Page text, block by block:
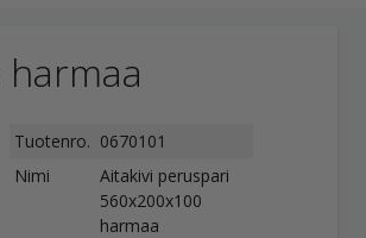
Tuotenro. 0670101
Nimi
Aitakivi peruspari
560x200x100
harmaa